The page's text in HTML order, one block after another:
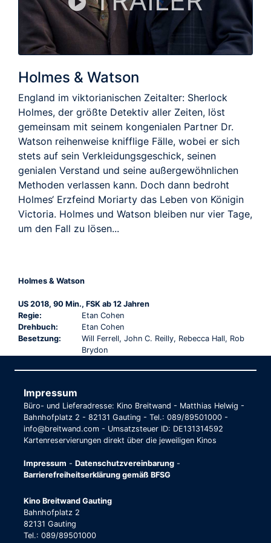
Holmes & Watson
England im viktorianischen Zeitalter: Sherlock
Holmes, der größte Detektiv aller Zeiten, löst
gemeinsam mit seinem kongenialen Partner Dr.
Watson reihenweise knifflige Fälle, wobei er sich
stets auf sein Verkleidungsgeschick, seinen
genialen Verstand und seine außergewöhnlichen
Methoden verlassen kann. Doch dann bedroht
Holmes‘ Erzfeind Moriarty das Leben von Königin
Victoria. Holmes und Watson bleiben nur vier Tage,
um den Fall zu lösen...
Holmes & Watson
US 2018, 90 Min., FSK ab 12 Jahren
Regie:
Etan Cohen
Drehbuch:
Etan Cohen
Besetzung:
Will Ferrell, John C. Reilly, Rebecca Hall, Rob
Brydon
Impressum
Büro- und Lieferadresse: Kino Breitwand - Matthias Helwig -
Bahnhofplatz 2 - 82131 Gauting - Tel.: 089/89501000 -
info@breitwand.com - Umsatzsteuer ID: DE131314592
Kartenreservierungen direkt über die jeweiligen Kinos
Impressum - Datenschutzvereinbarung -
Barrierefreiheitserklärung gemäß BFSG
Kino Breitwand Gauting
Bahnhofplatz 2
82131 Gauting
Tel.: 089/89501000